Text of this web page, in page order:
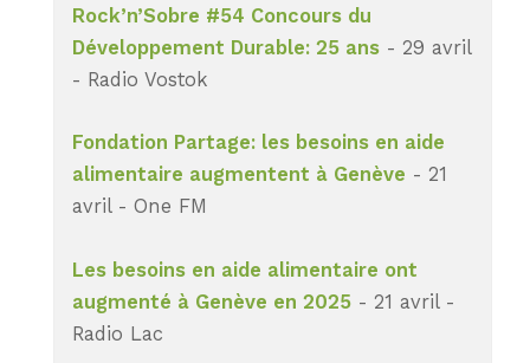
Rock’n’Sobre #54 Concours du
Développement Durable: 25 ans- 29 avril
- Radio Vostok
Fondation Partage: les besoins en aide
alimentaire augmentent à Genève - 21
avril - One FM
Les besoins en aide alimentaire ont
augmenté à Genève en 2025- 21 avril -
Radio Lac